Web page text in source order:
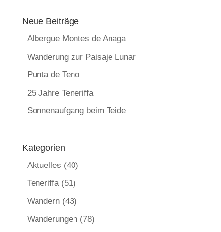
Neue Beiträge
Albergue Montes de Anaga
Wanderung zur Paisaje Lunar
Punta de Teno
25 Jahre Teneriffa
Sonnenaufgang beim Teide
Kategorien
Aktuelles (40)
Teneriffa(51)
Wandern(43)
Wanderungen(78)